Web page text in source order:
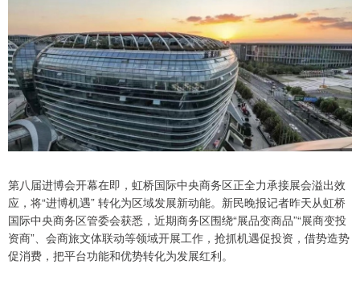
第八届进博会开幕在即，虹桥国际中央商务区正全力承接展会溢出效
应，将“进博机遇” 转化为区域发展新动能。新民晚报记者昨天从虹桥
国际中央商务区管委会获悉，近期商务区围绕“展品变商品”“展商变投
资商”、会商旅文体联动等领域开展工作，抢抓机遇促投资，借势造势
促消费，把平台功能和优势转化为发展红利。